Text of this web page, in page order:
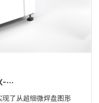
了从超细微焊盘图形